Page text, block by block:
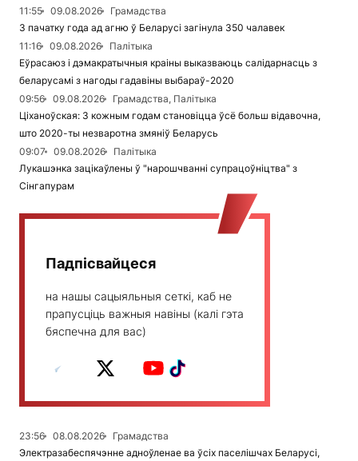
11:55 09.08.2026
Грамадства
З пачатку года ад агню ў Беларусі загінула 350 чалавек
11:16
09.08.2026
Палітыка
Еўрасаюз і дэмакратычныя краіны выказваюць салідарнасць з
беларусамі з нагоды гадавіны выбараў-2020
09:56
09.08.2026
Грамадства, Палітыка
Ціханоўская: З кожным годам становіцца ўсё больш відавочна,
што 2020-ты незваротна змяніў Беларусь
09:07
09.08.2026
Палітыка
Лукашэнка зацікаўлены ў "нарошчванні супрацоўніцтва" з
Сінгапурам
Падпісвайцеся
на нашы сацыяльныя сеткі, каб не
прапусціць важныя навіны (калі гэта
бяспечна для вас)
23:56 08.08.2026
Грамадства
Электразабеспячэнне адноўленае ва ўсіх паселішчах Беларусі,